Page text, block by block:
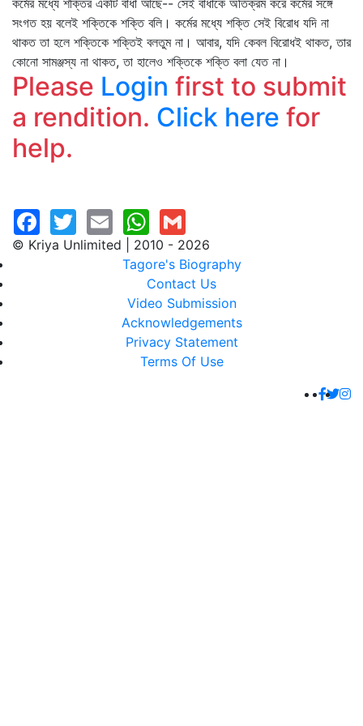
কর্মের মধ্যে শক্তির একটি বাধা আছে-- সেই বাধাকে অতিক্রম করে কর্মের সঙ্গে
সংগত হয় বলেই শক্তিকে শক্তি বলি। কর্মের মধ্যে শক্তি সেই বিরোধ যদি না
থাকত তা হলে শক্তিকে শক্তিই বলতুম না। আবার, যদি কেবল বিরোধই থাকত, তার
কোনো সামঞ্জস্য না থাকত, তা হালেও শক্তিকে শক্তি বলা যেত না।
Please Login first to submit
a rendition. Click here for
help.
© Kriya Unlimited | 2010 - 2026
Tagore's Biography
Contact Us
Video Submission
Acknowledgements
Privacy Statement
Terms Of Use